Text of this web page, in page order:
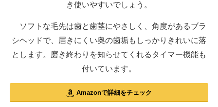
き使いやすいでしょう。
ソフトな毛先は歯と歯茎にやさしく、角度があるブラ
シヘッドで、届きにくい奥の歯垢もしっかりきれいに落
とします。磨き終わりを知らせてくれるタイマー機能も
付いています。
Amazonで詳細をチェック